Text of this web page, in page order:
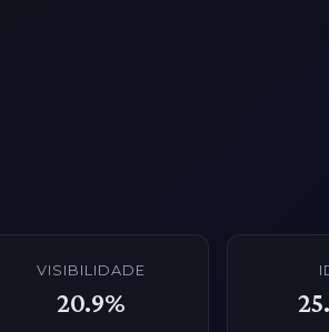
VISIBILIDADE
20.9%